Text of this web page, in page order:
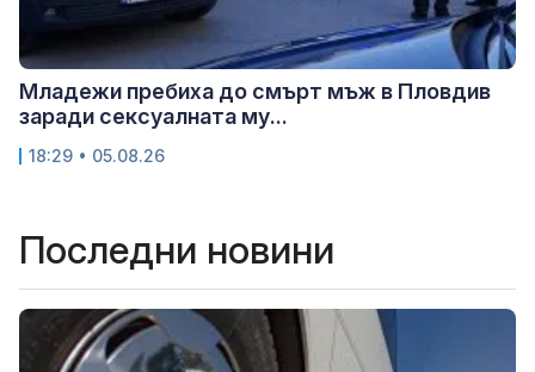
Младежи пребиха до смърт мъж в Пловдив
заради сексуалната му...
18:29 • 05.08.26
Последни новини